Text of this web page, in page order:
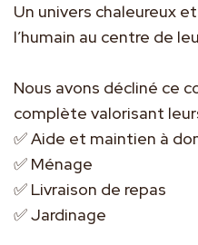
Un univers chaleureux
l’humain au centre de
Nous avons décliné ce
complète valorisant
✅ Aide et maintien à
✅ Ménage
✅ Livraison de repas
✅ Jardinage